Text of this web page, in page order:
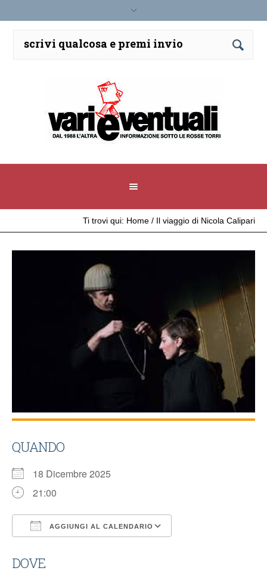
Ti trovi qui: Home / Il viaggio di Nicola Calipari
QUANDO
18 Dicembre 2025
21:00
AGGIUNGI AL CALENDARIO
DOVE